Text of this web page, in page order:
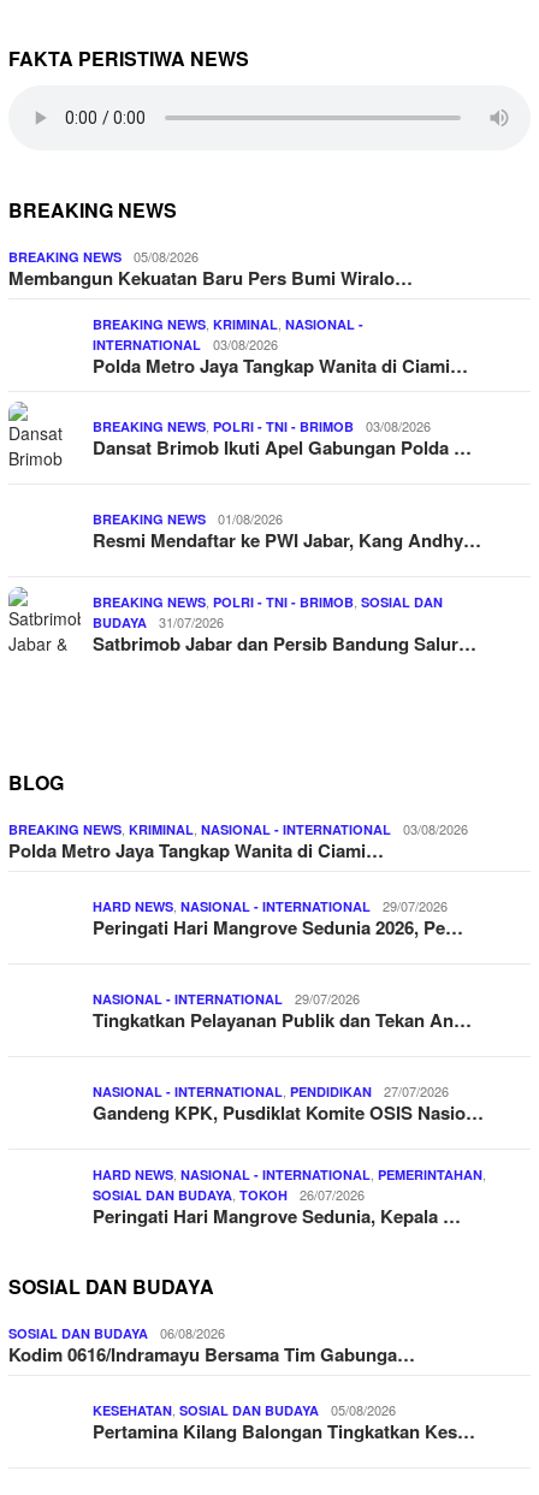
FAKTA PERISTIWA NEWS
BREAKING NEWS
BREAKING NEWS 05/08/2026
Membangun Kekuatan Baru Pers Bumi Wiralo…
BREAKING NEWS, KRIMINAL, NASIONAL -
INTERNATIONAL
03/08/2026
Polda Metro Jaya Tangkap Wanita di Ciami…
BREAKING NEWS, POLRI - TNI - BRIMOB 03/08/2026
Dansat Brimob Ikuti Apel Gabungan Polda …
BREAKING NEWS 01/08/2026
Resmi Mendaftar ke PWI Jabar, Kang Andhy…
BREAKING NEWS, POLRI - TNI - BRIMOB, SOSIAL DAN
BUDAYA
31/07/2026
Satbrimob Jabar dan Persib Bandung Salur…
BLOG
BREAKING NEWS, KRIMINAL, NASIONAL - INTERNATIONAL 03/08/2026
Polda Metro Jaya Tangkap Wanita di Ciami…
HARD NEWS, NASIONAL - INTERNATIONAL 29/07/2026
Peringati Hari Mangrove Sedunia 2026, Pe…
NASIONAL - INTERNATIONAL 29/07/2026
Tingkatkan Pelayanan Publik dan Tekan An…
NASIONAL - INTERNATIONAL, PENDIDIKAN 27/07/2026
Gandeng KPK, Pusdiklat Komite OSIS Nasio…
HARD NEWS, NASIONAL - INTERNATIONAL, PEMERINTAHAN,
SOSIAL DAN BUDAYA, TOKOH 26/07/2026
Peringati Hari Mangrove Sedunia, Kepala …
SOSIAL DAN BUDAYA
SOSIAL DAN BUDAYA 06/08/2026
Kodim 0616/Indramayu Bersama Tim Gabunga…
KESEHATAN, SOSIAL DAN BUDAYA 05/08/2026
Pertamina Kilang Balongan Tingkatkan Kes…